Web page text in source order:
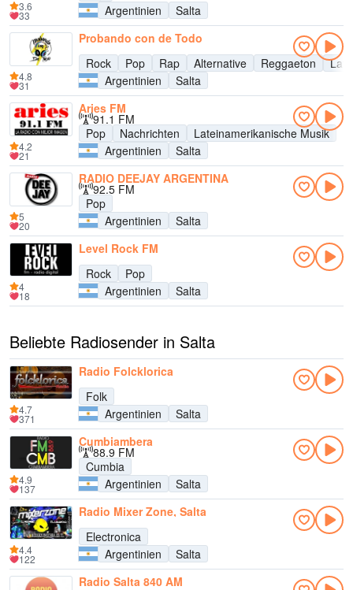
Argentinien
Salta
3.6
33
Probando con de Todo
Rock
Pop Rap Alternative Reggaeton
Argentinien
Salta
4.8
31
Aries FM
91.1 FM
Pop
Nachrichten
Lateinamerikanische Musik
Argentinien
Salta
4.2
21
RADIO DEEJAY ARGENTINA
92.5 FM
Pop
Argentinien
Salta
5
20
Level Rock FM
Rock
Pop
Argentinien
Salta
4
18
Beliebte Radiosender in Salta
Radio Folcklorica
Folk
Argentinien
Salta
4.7
371
Cumbiambera
88.9 FM
Cumbia
Argentinien
Salta
4.9
137
Radio Mixer Zone, Salta
Electronica
Argentinien
Salta
4.4
122
Radio Salta 840 AM